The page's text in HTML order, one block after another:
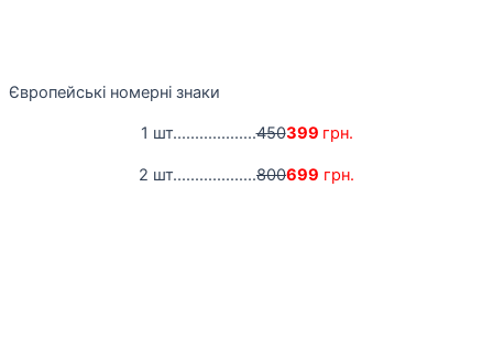
Європейські номерні знаки
1 шт...................450399 грн.
2 шт...................800699 грн.